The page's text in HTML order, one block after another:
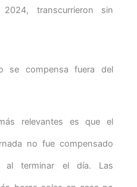
transcurrieron sin
se compensa fuera del
relevantes es que el
no fue compensado
al terminar el día. Las